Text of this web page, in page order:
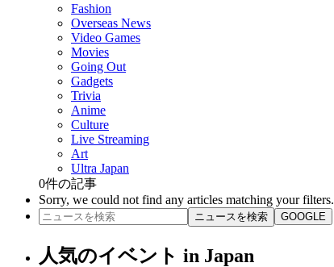
Fashion
Overseas News
Video Games
Movies
Going Out
Gadgets
Trivia
Anime
Culture
Live Streaming
Art
Ultra Japan
0件の記事
Sorry, we could not find any articles matching your filters.
ニュースを検索 GOOGLE
人気のイベント in Japan